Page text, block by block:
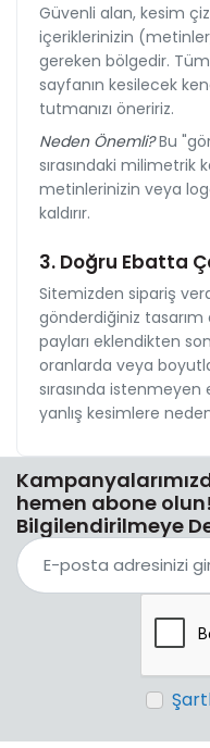
Güvenli alan, kesim
içeriklerinizin
gereken bölgedir. Tüm
sayfanın kesilecek
tutmanızı öneririz.
Neden Önemli?Bu
sırasındaki milimetrik
metinlerinizin veya
kaldırır.
3. Doğru Ebatta
Sitemizden sipariş
gönderdiğiniz tasarım
payları eklendikten
oranlarda veya
sırasında
yanlış kesimlere
hemen abone olun!
Bilgilendirilmeye